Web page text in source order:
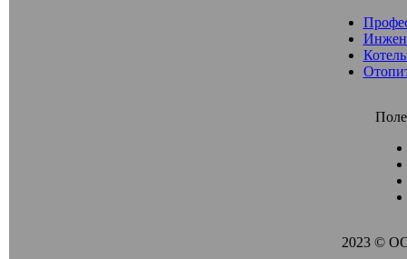
2023 ©